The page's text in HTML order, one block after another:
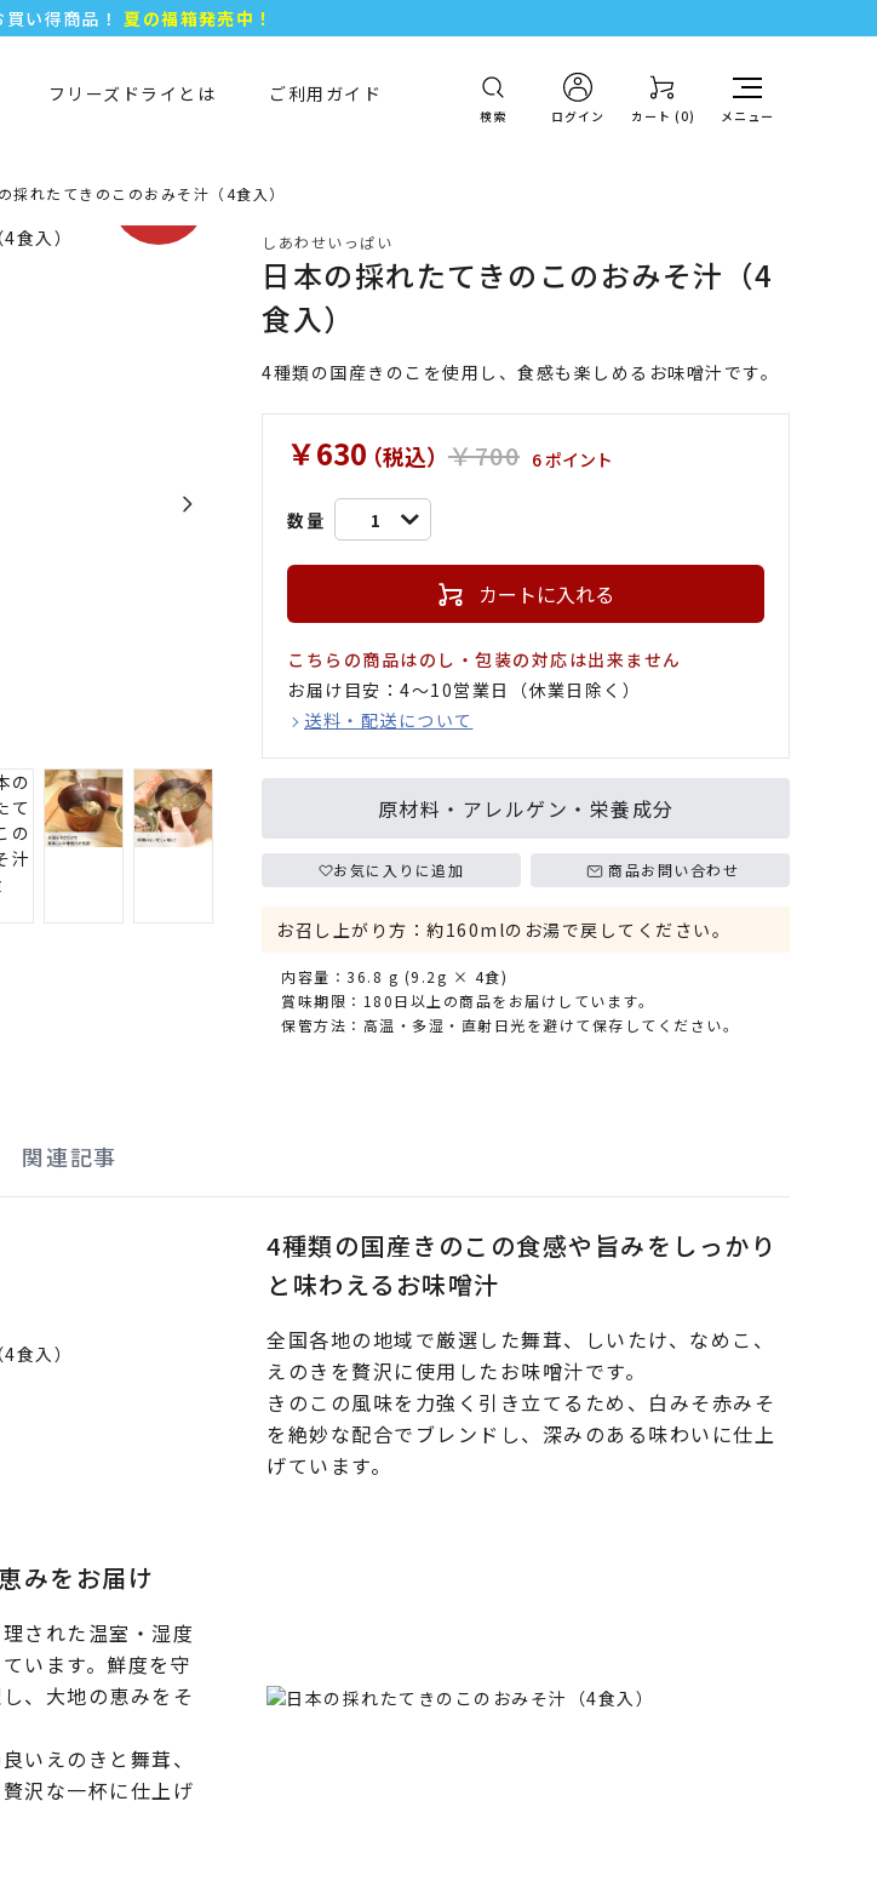
い得商品！ 夏の福箱発売中！
ぐ使える 500ポイント プレゼント！
フリーズドライとは ご利用ガイド
検索 ログイン カート (0) メニュー
採れたてきのこのおみそ汁（4食入）
期間限定
SALE!!
しあわせいっぱい
日本の採れたてきのこのおみそ汁（4
食入）
4種類の国産きのこを使用し、食感も楽しめるお味噌汁です。
￥630（税込） ￥700 6 ポイント
数量 1
カートに入れる
こちらの商品はのし・包装の対応は出来ません
お届け目安：4〜10営業日（休業日除く）
送料・配送について
原材料・アレルゲン・栄養成分
お気に入りに追加 商品お問い合わせ
お召し上がり方：約160mlのお湯で戻してください。
内容量：36.8 g (9.2g × 4食)
賞味期限：180日以上の商品をお届けしています。
保管方法：高温・多湿・直射日光を避けて保存してください。
関連記事
4種類の国産きのこの食感や旨みをしっかり
と味わえるお味噌汁
全国各地の地域で厳選した舞茸、しいたけ、なめこ、
えのきを贅沢に使用したお味噌汁です。
きのこの風味を力強く引き立てるため、白みそ赤みそ
を絶妙な配合でブレンドし、深みのある味わいに仕上
げています。
みをお届け
された温室・湿度
います。鮮度を守
、大地の恵みをそ
いえのきと舞茸、
沢な一杯に仕上げ